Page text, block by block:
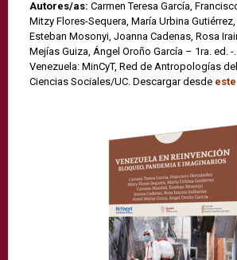
Autores/as: Carmen Teresa García,
Mitzy Flores-Sequera, María Urbina
Esteban Mosonyi, Joanna Cadenas, Rosa
Mejías Guiza, Ángel Oroño García – 1ra. ed. -
Venezuela: MinCyT, Red de Antropologías
Ciencias Sociales/UC. Descargar desde